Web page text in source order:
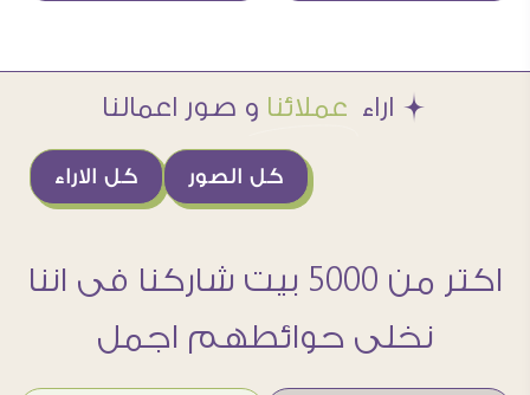
Æ اراء عملائنا و صور اعمالنا
كل الاراء كل الصور
اكتر من 5000 بيت شاركنا فى اننا
نخلى حوائطهم اجمل